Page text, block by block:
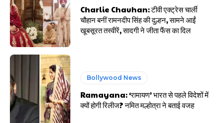
Charlie Chauhan: टीवी एक्ट्रेस चार्ली
चौहान बनीं रामनदीप सिंह की दुल्हन, सामने आईं
खूबसूरत तस्वीरें, सादगी ने जीता फैंस का दिल
Bollywood News
Ramayana: ‘रामायण’ भारत से पहले विदेशों में
क्यों होगी रिलीज? नमित मल्होत्रा ने बताई वजह